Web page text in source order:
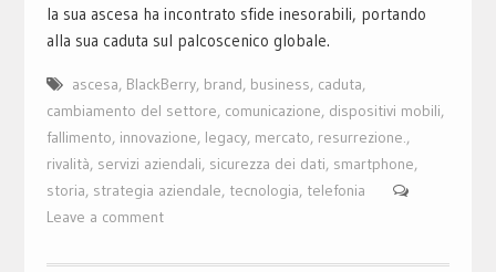
la sua ascesa ha incontrato sfide inesorabili, portando
alla sua caduta sul palcoscenico globale.
ascesa, BlackBerry, brand, business, caduta,
cambiamento del settore, comunicazione, dispositivi mobili,
fallimento, innovazione, legacy, mercato, resurrezione.,
rivalità, servizi aziendali, sicurezza dei dati, smartphone,
storia, strategia aziendale, tecnologia, telefonia
Leave a comment